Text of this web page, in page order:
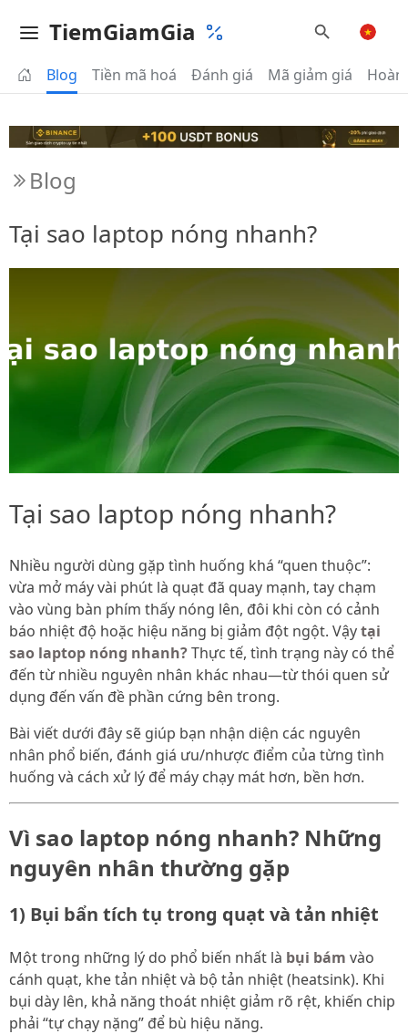
TiemGiamGia
Blog Tiền mã hoá Đánh giá Mã giảm giá
Blog
Tại sao laptop nóng nhanh?
Tại sao laptop nóng nhanh?
Nhiều người dùng gặp tình huống khá “quen thuộc”:
vừa mở máy vài phút là quạt đã quay mạnh, tay chạm
vào vùng bàn phím thấy nóng lên, đôi khi còn có cảnh
báo nhiệt độ hoặc hiệu năng bị giảm đột ngột. Vậytại
sao laptop nóng nhanh?Thực tế, tình trạng này có thể
đến từ nhiều nguyên nhân khác nhau—từ thói quen sử
dụng đến vấn đề phần cứng bên trong.
Bài viết dưới đây sẽ giúp bạn nhận diện các nguyên
nhân phổ biến, đánh giá ưu/nhược điểm của từng tình
huống và cách xử lý để máy chạy mát hơn, bền hơn.
Vì sao laptop nóng nhanh? Những
nguyên nhân thường gặp
1) Bụi bẩn tích tụ trong quạt và tản nhiệt
Một trong những lý do phổ biến nhất là bụi bám vào
cánh quạt, khe tản nhiệt và bộ tản nhiệt (heatsink). Khi
bụi dày lên, khả năng thoát nhiệt giảm rõ rệt, khiến chip
phải “tự chạy nặng” để bù hiệu năng.